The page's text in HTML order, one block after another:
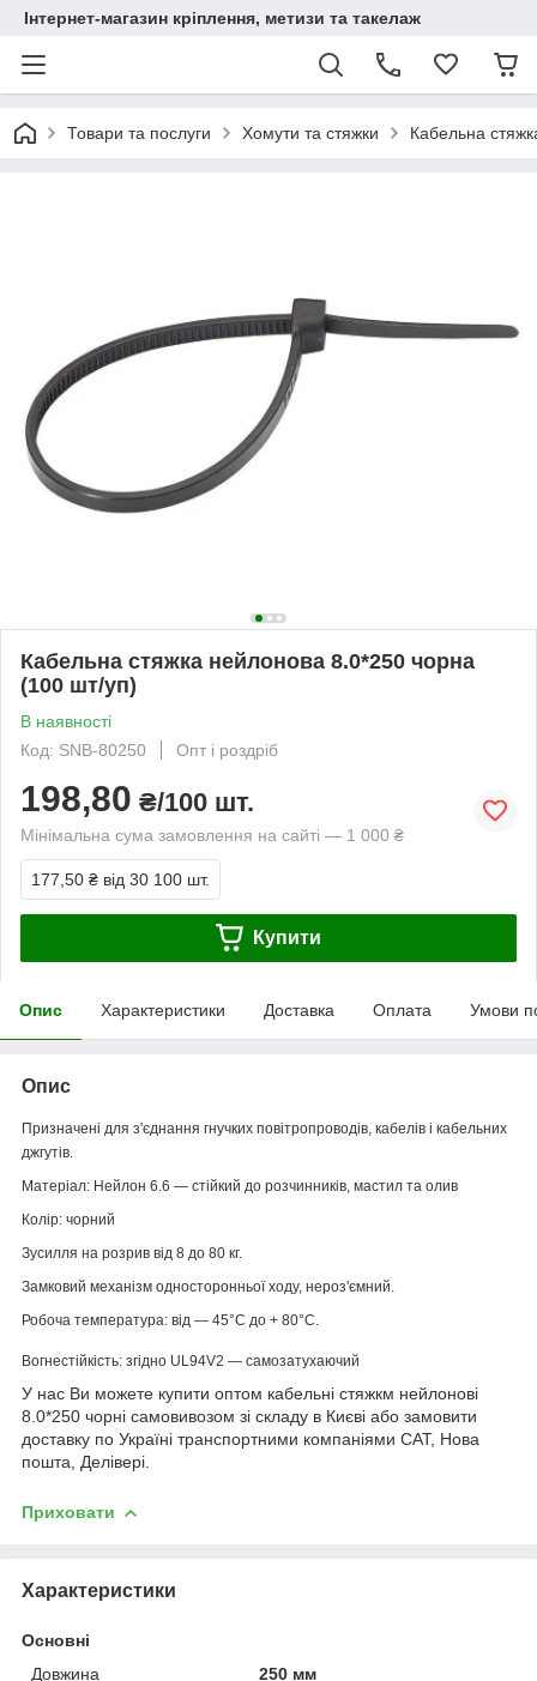
Інтернет-магазин кріплення, метизи та такелаж
Товари та послуги Хомути та стяжки Кабельна
Кабельна стяжка нейлонова 8.0*250 чорна
(100 шт/уп)
В наявності
Код: SNВ-80250
Опт і роздріб
198,80 ₴/100 шт.
Мінімальна сума замовлення на сайті — 1 000 ₴
177,50 ₴ від 30 100 шт.
Купити
Опис Характеристики Доставка Оплата Умови
Опис
Призначені для з'єднання гнучких повітропроводів, кабелів і кабельних
джгутів.
Матеріал: Нейлон 6.6 ― стійкий до розчинників, мастил та олив
Колір: чорний
Зусилля на розрив від 8 до 80 кг.
Замковий механізм односторонньої ходу, нероз'ємний.
Робоча температура: від ― 45°С до + 80°С.
Вогнестійкість: згідно UL94V2 ― самозатухаючий
У нас Ви можете купити оптом кабельні стяжкм нейлонові
8.0*250 чорні самовивозом зі складу в Києві або замовити
доставку по Україні транспортними компаніями САТ, Нова
пошта, Делівері.
Приховати
Характеристики
Основні
Довжина
250 мм